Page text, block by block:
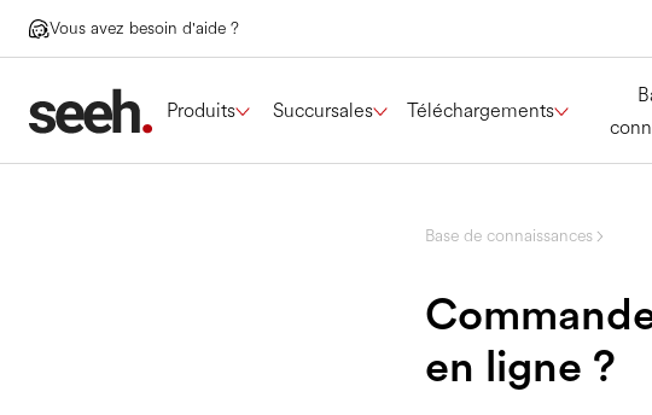
Vous avez besoin d'aide ?
Produits Succursales Téléchargements
Base de connaissances
en ligne ?